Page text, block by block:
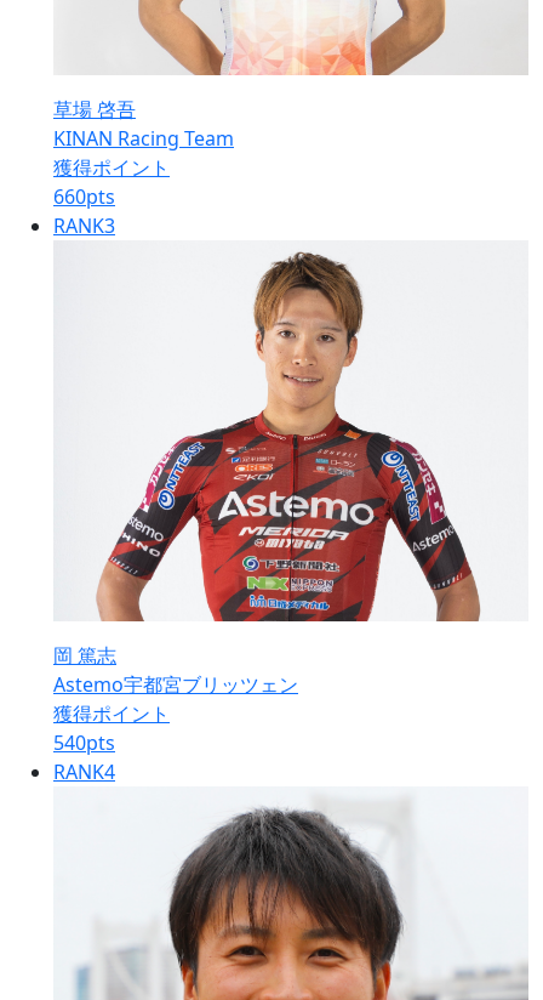
草場 啓吾
KINAN Racing Team
獲得ポイント
660pts
RANK3
岡 篤志
Astemo宇都宮ブリッツェン
獲得ポイント
540pts
RANK4